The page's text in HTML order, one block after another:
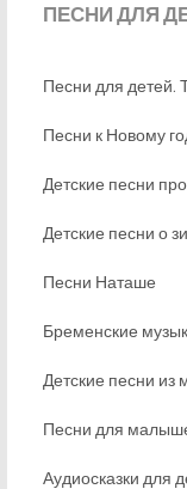
ПЕСНИДЛЯ
Песни для детей.
Песни к Новому
Детские песни
Детские песни о
Песни Наташе
Бременские
Детские песни из
Песни для
Аудиосказки для